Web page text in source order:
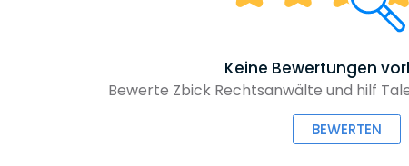
Keine Bewertungen
Bewerte Zbick Rechtsanwälte und hilf
BEWERTEN